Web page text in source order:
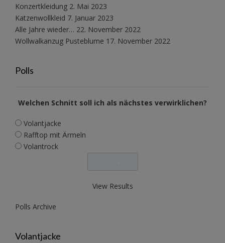
Konzertkleidung 2. Mai 2023
Katzenwollkleid 7. Januar 2023
Alle Jahre wieder… 22. November 2022
Wollwalkanzug Pusteblume 17. November 2022
Polls
Welchen Schnitt soll ich als nächstes verwirklichen?
Volantjacke
Rafftop mit Ärmeln
Volantrock
View Results
Polls Archive
Volantjacke